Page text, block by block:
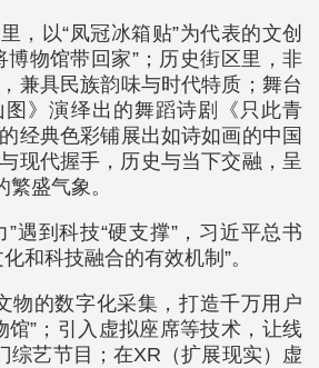
，以“凤冠冰箱贴”为代表的文创
博物馆带回家”；历史街区里，非
兼具民族韵味与时代特质；舞台
》演绎出的舞蹈诗剧《只此青
经典色彩铺展出如诗如画的中国
现代握手，历史与当下交融，呈
繁盛气象。
”遇到科技“硬支撑”，习近平总书
和科技融合的有效机制”。
物的数字化采集，打造千万用户
馆”；引入虚拟座席等技术，让线
综艺节目；在XR（扩展现实）虚